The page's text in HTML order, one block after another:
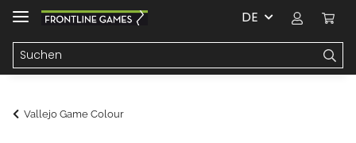
DE
Vallejo Game Colour